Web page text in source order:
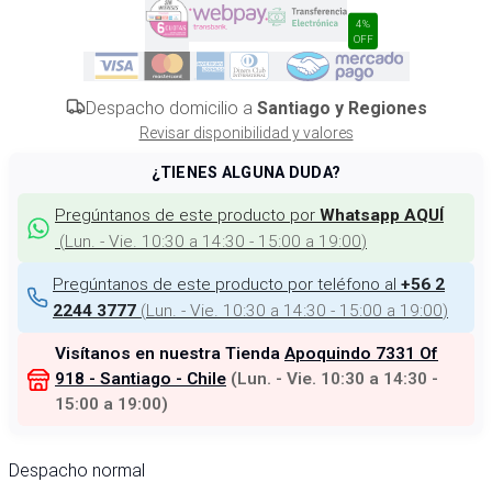
4%
OFF
Despacho domicilio a Santiago y Regiones
Revisar disponibilidad y valores
¿TIENES ALGUNA DUDA?
Pregúntanos de este producto por Whatsapp AQUÍ
(Lun. - Vie. 10:30 a 14:30 - 15:00 a 19:00)
Pregúntanos de este producto por teléfono al +56 2
2244 3777 (Lun. - Vie. 10:30 a 14:30 - 15:00 a 19:00)
Visítanos en nuestra Tienda Apoquindo 7331 Of
918 - Santiago - Chile (Lun. - Vie. 10:30 a 14:30 -
15:00 a 19:00)
Despacho normal